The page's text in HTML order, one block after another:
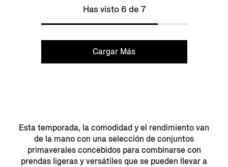
Has visto 6 de 7
Cargar Más
Esta temporada, la comodidad y el rendimiento van
de la mano con una selección de conjuntos
primaverales concebidos para combinarse con
prendas ligeras y versátiles que se pueden llevar a